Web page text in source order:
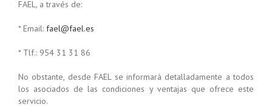
FAEL, a través de:
* Email: fael@fael.es
* Tlf.: 954 31 31 86
No obstante, desde FAEL se informará detalladamente a todos
los asociados de las condiciones y ventajas que ofrece este
servicio.